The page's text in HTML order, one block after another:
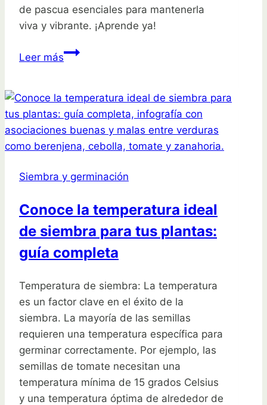
de pascua esenciales para mantenerla
viva y vibrante. ¡Aprende ya!
Leer másCuidados
pascua:
descubren
por
qué
en
Siembra y germinación
Conoce la temperatura ideal
de siembra para tus plantas:
guía completa
Temperatura de siembra: La temperatura
es un factor clave en el éxito de la
siembra. La mayoría de las semillas
requieren una temperatura específica para
germinar correctamente. Por ejemplo, las
semillas de tomate necesitan una
temperatura mínima de 15 grados Celsius
y una temperatura óptima de alrededor de